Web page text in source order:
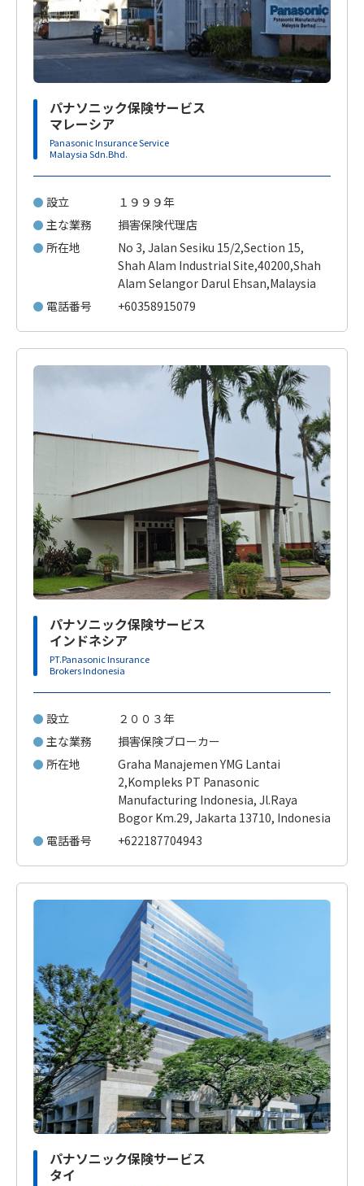
パナソニック保険サービス
マレーシア
Panasonic Insurance Service
Malaysia Sdn.Bhd.
設立
１９９９年
主な業務
損害保険代理店
所在地
No 3, Jalan Sesiku 15/2,Section 15,
Shah Alam Industrial Site,40200,Shah
Alam Selangor Darul Ehsan,Malaysia
電話番号
+60358915079
パナソニック保険サービス
インドネシア
PT.Panasonic Insurance
Brokers Indonesia
設立
２００３年
主な業務
損害保険ブローカー
所在地
Graha Manajemen YMG Lantai
2,Kompleks PT Panasonic
Manufacturing Indonesia, Jl.Raya
Bogor Km.29, Jakarta 13710, Indonesia
電話番号
+622187704943
パナソニック保険サービス
タイ